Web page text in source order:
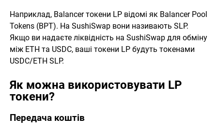
Наприклад, Balancer токени LP відомі як Balancer Pool
Tokens (BPT). На SushiSwap вони називають SLP.
Якщо ви надаєте ліквідність на SushiSwap для обміну
між ETH та USDC, ваші токени LP будуть токенами
USDC/ETH SLP.
Як можна використовувати LP
токени?
Передача коштів